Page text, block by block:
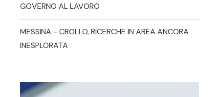
GOVERNO AL LAVORO
MESSINA - CROLLO, RICERCHE IN AREA ANCORA
INESPLORATA